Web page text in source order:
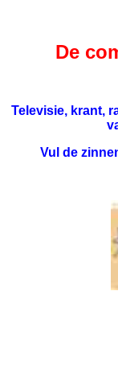
De
Televisie, krant,
Vul de